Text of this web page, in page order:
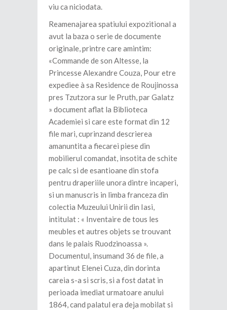
viu ca niciodata.
Reamenajarea spatiului expozitional a
avut la baza o serie de documente
originale, printre care amintim:
«Commande de son Altesse, la
Princesse Alexandre Couza, Pour etre
expediee à sa Residence de Roujinossa
pres Tzutzora sur le Pruth, par Galatz
» document aflat la Biblioteca
Academiei si care este format din 12
file mari, cuprinzand descrierea
amanuntita a fiecarei piese din
mobilierul comandat, insotita de schite
pe calc si de esantioane din stofa
pentru draperiile unora dintre incaperi,
si un manuscris in limba franceza din
colectia Muzeului Unirii din Iasi,
intitulat : « Inventaire de tous les
meubles et autres objets se trouvant
dans le palais Ruodzinoassa ».
Documentul, insumand 36 de file, a
apartinut Elenei Cuza, din dorinta
careia s-a si scris, si a fost datat in
perioada imediat urmatoare anului
1864, cand palatul era deja mobilat si